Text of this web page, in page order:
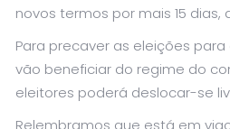
novos termos por mais 15 dias,
Para precaver as eleições
vão beneficiar do regime do
eleitores poderá deslocar-se
Relembramos que está em